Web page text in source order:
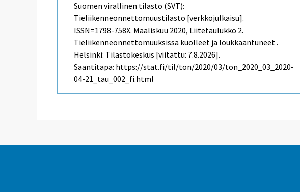
Suomen virallinen tilasto (SVT):
Tieliikenneonnettomuustilasto [verkkojulkaisu].
ISSN=1798-758X. Maaliskuu 2020, Liitetaulukko 2.
Tieliikenneonnettomuuksissa kuolleet ja loukkaantuneet .
Helsinki: Tilastokeskus [viitattu: 7.8.2026].
Saantitapa: https://stat.fi/til/ton/2020/03/ton_2020_03_2020-
04-21_tau_002_fi.html